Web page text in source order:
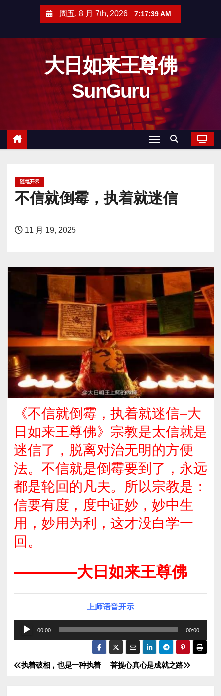
周五. 8 月 7th, 2026 7:17:40 AM
大日如来王尊佛
SunGuru
随笔开示
不信就倒霉，执着就迷信
11 月 19, 2025
《不信就倒霉，执着就迷信–大
日如来王尊佛》宗教是太信就是
迷信了，脱离对治无明的方便
法。不信就是倒霉要到了，永远
都是轮回的凡夫。所以宗教是：
信要有度，度中证妙，妙中生
用，妙用为利，这才没白学一
回。
————大日如来王尊佛
上师语音开示
频
放
00:00 00:00
文
菩提心真心是成就之路
执着破相，也是一种执着